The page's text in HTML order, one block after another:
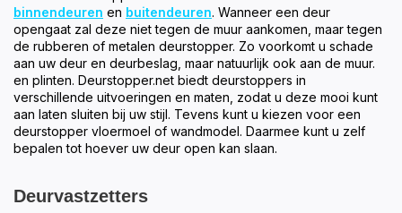
binnendeuren en buitendeuren. Wanneer een deur
opengaat zal deze niet tegen de muur aankomen, maar tegen
de rubberen of metalen deurstopper. Zo voorkomt u schade
aan uw deur en deurbeslag, maar natuurlijk ook aan de muur.
en plinten. Deurstopper.net biedt deurstoppers in
verschillende uitvoeringen en maten, zodat u deze mooi kunt
aan laten sluiten bij uw stijl. Tevens kunt u kiezen voor een
deurstopper vloermoel of wandmodel. Daarmee kunt u zelf
bepalen tot hoever uw deur open kan slaan.
Deurvastzetters